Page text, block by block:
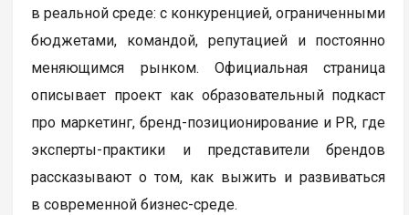
в реальной среде: с конкуренцией, ограниченными
бюджетами, командой, репутацией и постоянно
меняющимся рынком. Официальная страница
описывает проект как образовательный подкаст
про маркетинг, бренд-позиционирование и PR, где
эксперты-практики и представители брендов
рассказывают о том, как выжить и развиваться
в современной бизнес-среде.